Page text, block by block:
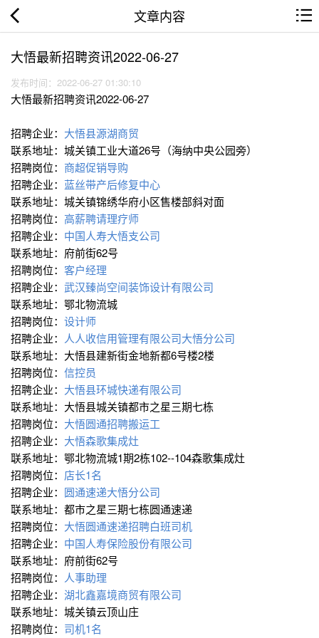
文章内容
大悟最新招聘资讯2022-06-27
发布时间：2022-06-27 01:30:10
大悟最新招聘资讯2022-06-27
招聘企业： 大悟县源湖商贸
联系地址：城关镇工业大道26号（海纳中央公园旁）
招聘岗位： 商超促销导购
招聘企业： 蓝丝带产后修复中心
联系地址：城关镇锦绣华府小区售楼部斜对面
招聘岗位： 高薪聘请理疗师
招聘企业： 中国人寿大悟支公司
联系地址：府前街62号
招聘岗位： 客户经理
招聘企业： 武汉臻尚空间装饰设计有限公司
联系地址：鄂北物流城
招聘岗位： 设计师
招聘企业： 人人收信用管理有限公司大悟分公司
联系地址：大悟县建新街金地新都6号楼2楼
招聘岗位： 信控员
招聘企业： 大悟县环城快递有限公司
联系地址：大悟县城关镇都市之星三期七栋
招聘岗位： 大悟圆通招聘搬运工
招聘企业： 大悟森歌集成灶
联系地址：鄂北物流城1期2栋102--104森歌集成灶
招聘岗位： 店长1名
招聘企业： 圆通速递大悟分公司
联系地址：都市之星三期七栋圆通速递
招聘岗位： 大悟圆通速递招聘白班司机
招聘企业： 中国人寿保险股份有限公司
联系地址：府前街62号
招聘岗位： 人事助理
招聘企业： 湖北鑫嘉境商贸有限公司
联系地址：城关镇云顶山庄
招聘岗位： 司机1名